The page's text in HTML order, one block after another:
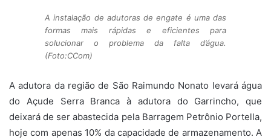
A instalação de adutoras de engate é uma das
formas mais rápidas e eficientes para
solucionar o problema da falta d’água.
(Foto:CCom)
A adutora da região de São Raimundo Nonato levará água
do Açude Serra Branca à adutora do Garrincho, que
deixará de ser abastecida pela Barragem Petrônio Portella,
hoje com apenas 10% da capacidade de armazenamento. A